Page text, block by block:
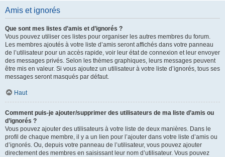
Amis et ignorés
Que sont mes listes d’amis et d’ignorés ?
Vous pouvez utiliser ces listes pour organiser les autres membres du forum.
Les membres ajoutés à votre liste d’amis seront affichés dans votre panneau
de l’utilisateur pour un accès rapide, voir leur état de connexion et leur envoyer
des messages privés. Selon les thèmes graphiques, leurs messages peuvent
être mis en valeur. Si vous ajoutez un utilisateur à votre liste d’ignorés, tous ses
messages seront masqués par défaut.
Haut
Comment puis-je ajouter/supprimer des utilisateurs de ma liste d’amis ou
d’ignorés ?
Vous pouvez ajouter des utilisateurs à votre liste de deux manières. Dans le
profil de chaque membre, il y a un lien pour l’ajouter dans votre liste d’amis ou
d’ignorés. Ou, depuis votre panneau de l’utilisateur, vous pouvez ajouter
directement des membres en saisissant leur nom d’utilisateur. Vous pouvez